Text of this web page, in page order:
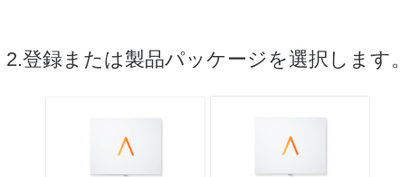
2.登録または製品パッケージを選択します。